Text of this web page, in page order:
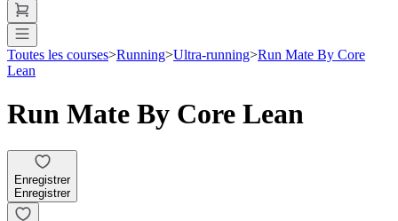
Toutes les courses>Running>Ultra-running>Run Mate By Core
Lean
Run Mate By Core Lean
Enregistrer
Enregistrer